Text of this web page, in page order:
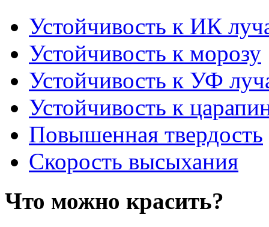
Устойчивость к ИК
Устойчивость к морозу
Устойчивость к УФ
Устойчивость к
Повышенная твердость
Скорость высыхания
Что можно красить?